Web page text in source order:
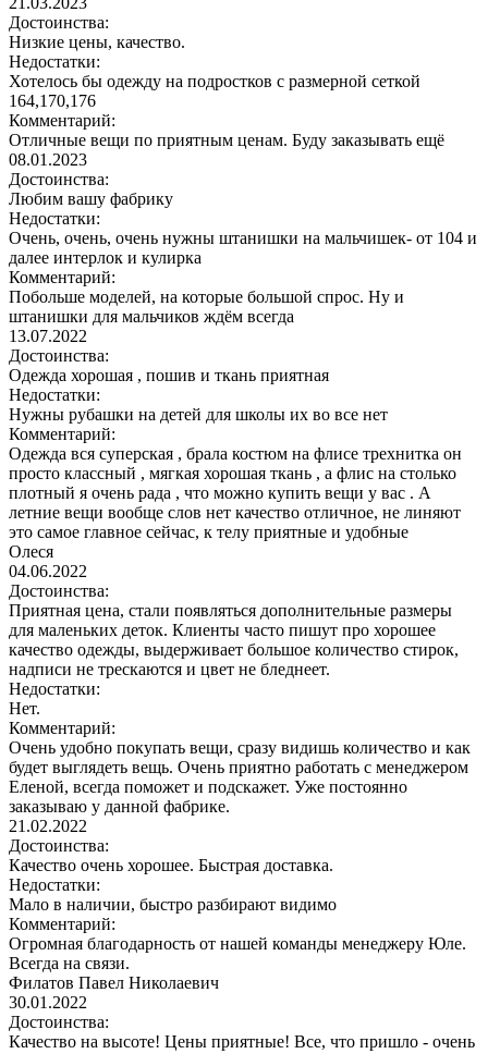
Достоинства:
Низкие цены, качество.
Недостатки:
Хотелось бы одежду на подростков с размерной сеткой
164,170,176
Комментарий:
Отличные вещи по приятным ценам. Буду заказывать ещё
08.01.2023
Достоинства:
Любим вашу фабрику
Недостатки:
Очень, очень, очень нужны штанишки на мальчишек- от 104 и
далее интерлок и кулирка
Комментарий:
Побольше моделей, на которые большой спрос. Ну и
штанишки для мальчиков ждём всегда
13.07.2022
Достоинства:
Одежда хорошая , пошив и ткань приятная
Недостатки:
Нужны рубашки на детей для школы их во все нет
Комментарий:
Одежда вся суперская , брала костюм на флисе трехнитка он
просто классный , мягкая хорошая ткань , а флис на столько
плотный я очень рада , что можно купить вещи у вас . А
летние вещи вообще слов нет качество отличное, не линяют
это самое главное сейчас, к телу приятные и удобные
Олеся
04.06.2022
Достоинства:
Приятная цена, стали появляться дополнительные размеры
для маленьких деток. Клиенты часто пишут про хорошее
качество одежды, выдерживает большое количество стирок,
надписи не трескаются и цвет не бледнеет.
Недостатки:
Нет.
Комментарий:
Очень удобно покупать вещи, сразу видишь количество и как
будет выглядеть вещь. Очень приятно работать с менеджером
Еленой, всегда поможет и подскажет. Уже постоянно
заказываю у данной фабрике.
21.02.2022
Достоинства:
Качество очень хорошее. Быстрая доставка.
Недостатки:
Мало в наличии, быстро разбирают видимо
Комментарий:
Огромная благодарность от нашей команды менеджеру Юле.
Всегда на связи.
Филатов Павел Николаевич
30.01.2022
Достоинства:
Качество на высоте! Цены приятные! Все, что пришло - очень